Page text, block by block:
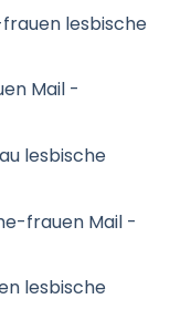
lesbische
Mail -
lesbische
frauen Mail -
lesbische